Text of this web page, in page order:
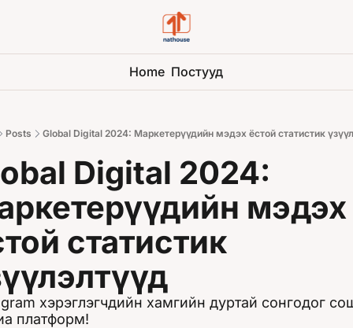
Home Постууд
Posts Global Digital 2024: Маркетерүүдийн мэдэх ёстой статистик
Digital 2024:
мэдэх
статистик
хэрэглэгчдийн хамгийн дуртай сонгодог
платформ!